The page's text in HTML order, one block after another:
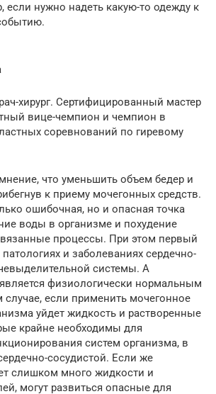
если нужно надеть какую-то одежду к
хирург. Сертифицированный мастер
вице-чемпион и чемпион в
соревнований по гиревому
что уменьшить объем бедер и
к приему мочегонных средств.
ошибочная, но и опасная точка
воды в организме и похудение
процессы. При этом первый
и заболеваниях сердечно-
системы. А
физиологически нормальным
если применить мочегонное
уйдет жидкость и растворенные
крайне необходимы для
систем организма, в
сосудистой. Если же
слишком много жидкости и
могут развиться опасные для